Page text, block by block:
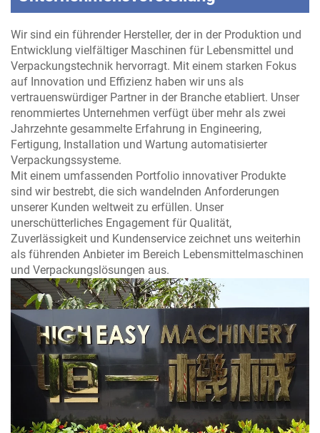
Wir sind ein führender Hersteller, der in der Produktion und
Entwicklung vielfältiger Maschinen für Lebensmittel und
Verpackungstechnik hervorragt. Mit einem starken Fokus
auf Innovation und Effizienz haben wir uns als
vertrauenswürdiger Partner in der Branche etabliert. Unser
renommiertes Unternehmen verfügt über mehr als zwei
Jahrzehnte gesammelte Erfahrung in Engineering,
Fertigung, Installation und Wartung automatisierter
Verpackungssysteme.
Mit einem umfassenden Portfolio innovativer Produkte
sind wir bestrebt, die sich wandelnden Anforderungen
unserer Kunden weltweit zu erfüllen. Unser
unerschütterliches Engagement für Qualität,
Zuverlässigkeit und Kundenservice zeichnet uns weiterhin
als führenden Anbieter im Bereich Lebensmittelmaschinen
und Verpackungslösungen aus.